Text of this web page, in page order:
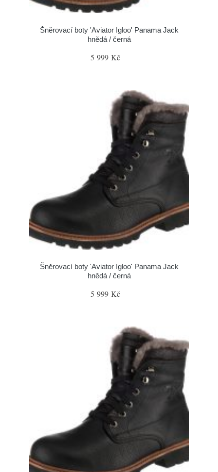
Šněrovací boty 'Aviator Igloo' Panama Jack
hnědá / černá
5 999 Kč
Šněrovací boty 'Aviator Igloo' Panama Jack
hnědá / černá
5 999 Kč